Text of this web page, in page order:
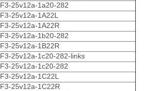
F3-25v12a-1a20-282
F3-25v12a-1A22L
F3-25v12a-1A22R
F3-25v12a-1b20-282
F3-25v12a-1B22R
F3-25v12a-1c20-282-links
F3-25v12a-1c20-282
F3-25v12a-1C22L
F3-25v12a-1C22R